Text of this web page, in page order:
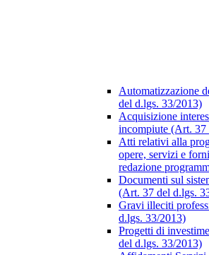
Automatizzazione
del d.lgs. 33/2013)
Acquisizione
incompiute (Art. 37
Atti relativi alla
opere, servizi e
redazione
Documenti sul
(Art. 37 del d.lgs.
Gravi illeciti
d.lgs. 33/2013)
Progetti di
del d.lgs. 33/2013)